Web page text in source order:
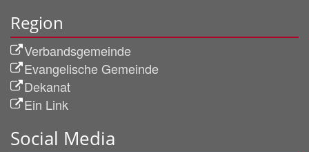
Region
Verbandsgemeinde
Evangelische Gemeinde
Dekanat
Ein Link
Social Media